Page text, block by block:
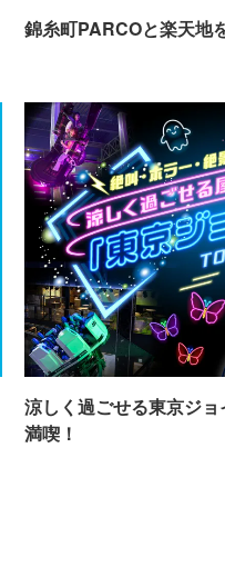
錦糸町PARCOと楽天地
涼しく過ごせる東京ジ
満喫！